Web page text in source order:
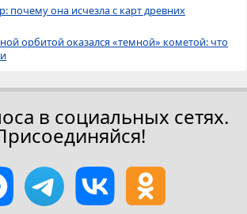
почему она исчезла с карт древних
орбитой оказался «темной» кометой: что
в социальных сетях.